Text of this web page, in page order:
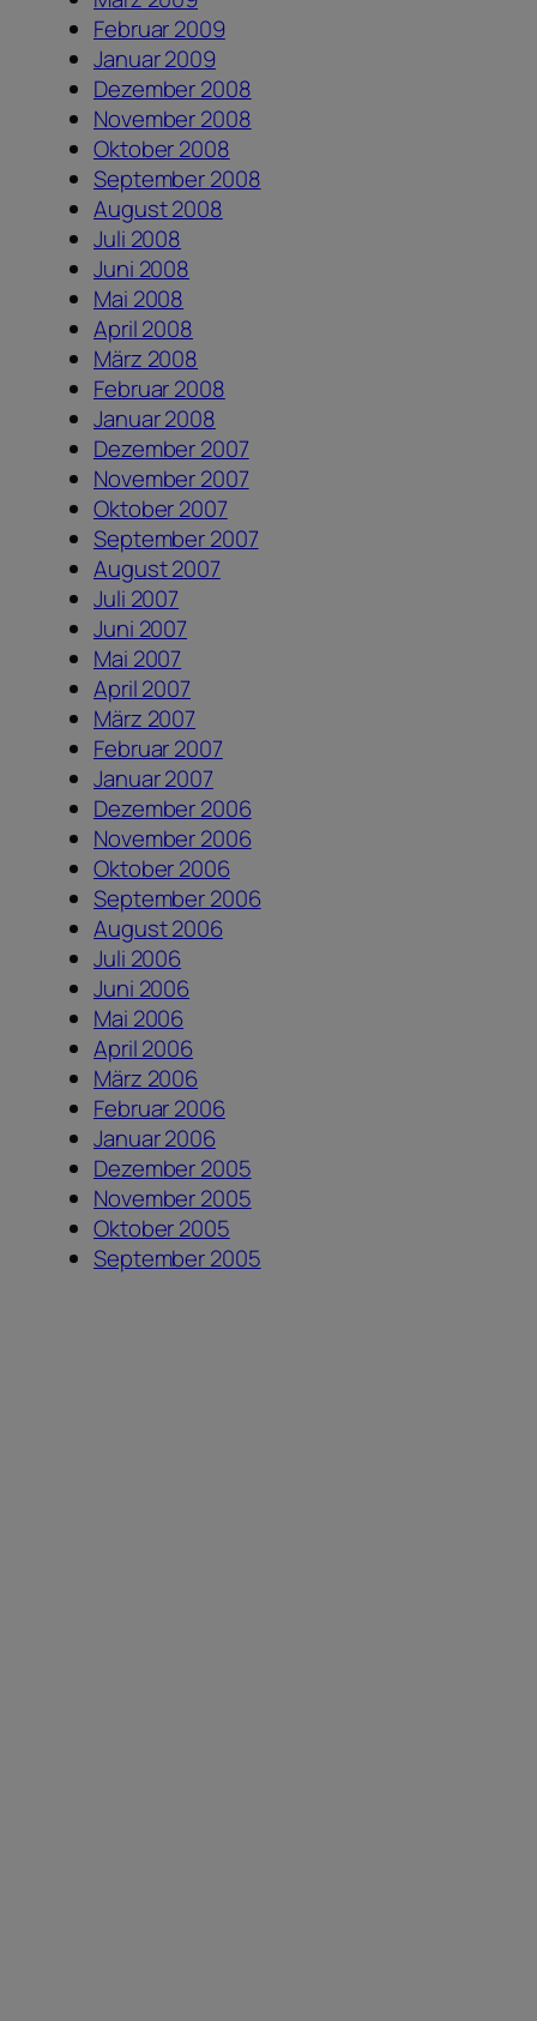
Februar 2009
Januar 2009
Dezember 2008
November 2008
Oktober 2008
September 2008
August 2008
Juli 2008
Juni 2008
Mai 2008
April 2008
März 2008
Februar 2008
Januar 2008
Dezember 2007
November 2007
Oktober 2007
September 2007
August 2007
Juli 2007
Juni 2007
Mai 2007
April 2007
März 2007
Februar 2007
Januar 2007
Dezember 2006
November 2006
Oktober 2006
September 2006
August 2006
Juli 2006
Juni 2006
Mai 2006
April 2006
März 2006
Februar 2006
Januar 2006
Dezember 2005
November 2005
Oktober 2005
September 2005